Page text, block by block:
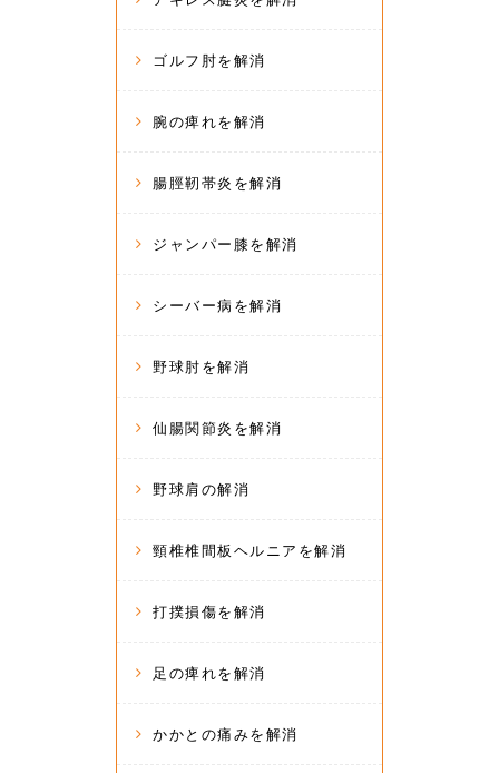
ゴルフ肘を解消
腕の痺れを解消
腸脛靭帯炎を解消
ジャンパー膝を解消
シーバー病を解消
野球肘を解消
仙腸関節炎を解消
野球肩の解消
頸椎椎間板ヘルニアを解消
打撲損傷を解消
足の痺れを解消
かかとの痛みを解消